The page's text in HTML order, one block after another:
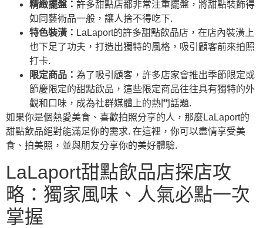
精緻擺盤： 許多甜點店都非常注重擺盤，將甜點裝飾得
如同藝術品一般，讓人捨不得吃下.
特色裝潢： LaLaport的許多甜點飲品店，在店內裝潢上
也下足了功夫，打造出獨特的風格，吸引顧客前來拍照
打卡.
限定商品： 為了吸引顧客，許多店家會推出季節限定或
節慶限定的甜點飲品，這些限定商品往往具有獨特的外
觀和口味，成為社群媒體上的熱門話題.
如果你是個熱愛美食、喜歡拍照分享的人，那麼LaLaport的
甜點飲品絕對能滿足你的需求. 在這裡，你可以盡情享受美
食、拍美照，並與朋友分享你的美好體驗.
LaLaport甜點飲品店探店攻
略：獨家風味、人氣必點一次
掌握